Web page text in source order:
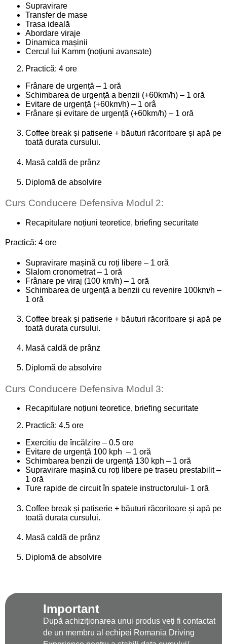
Supravirare
Transfer de mase
Trasa ideală
Abordare viraje
Dinamica mașinii
Cercul lui Kamm (noțiuni avansate)
Practică: 4 ore
Frânare de urgență – 1 oră
Schimbarea de urgență a benzii (+60km/h) – 1 oră
Evitare de urgență (+60km/h) – 1 orâ
Frânare și evitare de urgență (+60km/h) – 1 oră
Coffee break și patiserie + băuturi răcoritoare și apă pe
toată durata cursului.
Masă caldă de prânz
Diplomă de absolvire
Curs Conducere Defensiva Modul 2:
Recapitulare noțiuni teoretice, briefing securitate
Practică: 4 ore
Supravirare mașină cu roți libere – 1 oră
Slalom cronometrat – 1 oră
Frânare pe viraj (100 km/h) – 1 oră
Schimbarea de urgență a benzii cu revenire 100km/h –
1 oră
Coffee break și patiserie + băuturi răcoritoare și apă pe
toată durata cursului.
Masă caldă de prânz
Diplomă de absolvire
Curs Conducere Defensiva Modul 3:
Recapitulare noțiuni teoretice, briefing securitate
Practică: 4.5 ore
Exercitiu de încălzire – 0.5 ore
Evitare de urgență 100 kph – 1 oră
Schimbarea benzii de urgență 130 kph – 1 oră
Supravirare mașină cu roți libere pe traseu prestabilit –
1 oră
Ture rapide de circuit în spatele instructorului- 1 oră
Coffee break și patiserie + băuturi răcoritoare și apă pe
toată durata cursului.
Masă caldă de prânz
Diplomă de absolvire
Important
După achiziționarea unui produs veți fi contactat
de un membru al echipei Romania Driving